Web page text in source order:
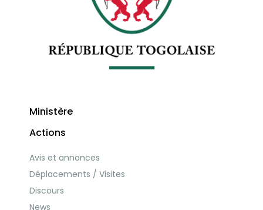
Ministère
Actions
Avis et annonces
Déplacements / Visites
Discours
News